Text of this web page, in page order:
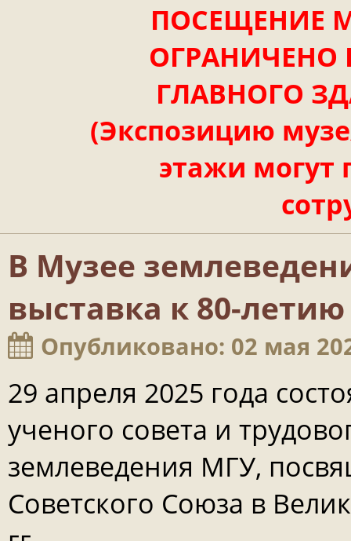
ПОСЕЩЕНИЕ
ОГРАНИЧЕНО
ГЛАВНОГО
(Экспозицию
этажи могут
В Музее
выставка к 80-
Опубликовано: 02 мая
29 апреля 2025 года
ученого совета и
землеведения МГУ,
Советского Союза в